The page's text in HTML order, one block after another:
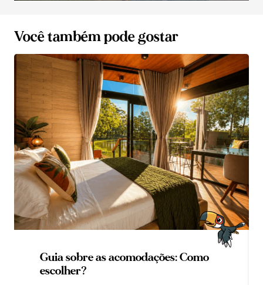
Você também pode gostar
Guia sobre as acomodações: Como
escolher?